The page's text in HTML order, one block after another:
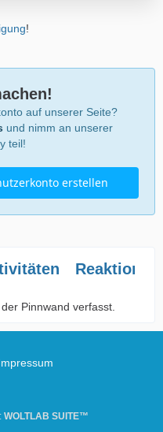
!
auf unserer Seite?
und nimm an unserer
teil!
erstellen
Reaktionen
Pinnwand verfasst.
WOLTLAB SUITE™